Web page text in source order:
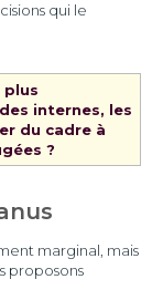
qui le
plus
internes, les
du cadre à
?
marginal, mais
proposons